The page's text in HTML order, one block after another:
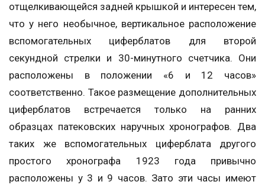
отщелкивающейся задней крышкой и интересен тем,
что у него необычное, вертикальное расположение
вспомогательных циферблатов для второй
секундной стрелки и 30-минутного счетчика. Они
расположены в положении «6 и 12 часов»
соответственно. Такое размещение дополнительных
циферблатов встречается только на ранних
образцах патековских наручных хронографов. Два
таких же вспомогательных циферблата другого
простого хронографа 1923 года привычно
расположены у 3 и 9 часов. Зато эти часы имеют